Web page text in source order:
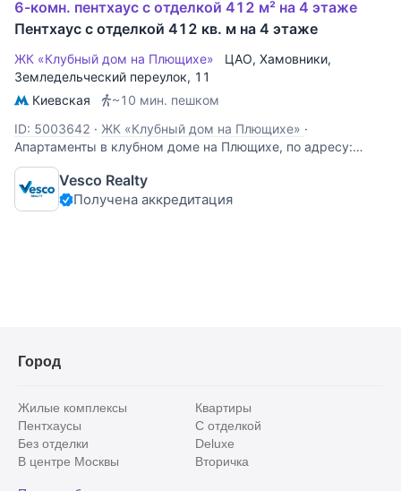
6-комн. пентхаус с отделкой 412 м² на 4 этаже
Пентхаус с отделкой 412 кв. м на 4 этаже
ЖК «Клубный дом на Плющихе» ЦАО, Хамовники,
Земледельческий переулок, 11
Киевская
~10 мин. пешком
ID: 5003642 · ЖК «Клубный дом на Плющихе» ·
Апартаменты в клубном доме на Плющихе, по адресу:
Земледельческий переулок, д. 11 это воплощение роскоши
и комфорта премиум‑класса. Общая площадь
апартаментов - 412 кв.м. Расположены на 4‑м этаже
Vesco Realty
Получена аккредитация
Город
Жилые комплексы
Квартиры
Пентхаусы
С отделкой
Без отделки
Deluxe
В центре Москвы
Вторичка